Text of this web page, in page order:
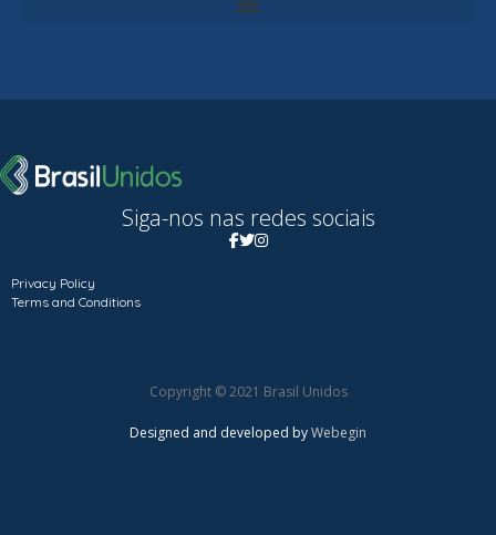
Siga-nos nas redes sociais
Privacy Policy
Terms and Conditions
Copyright © 2021 Brasil Unidos
Designed and developed byWebegin